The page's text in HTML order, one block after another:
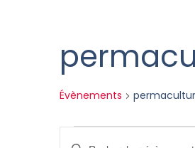
Évènements
Recherche
Saisir